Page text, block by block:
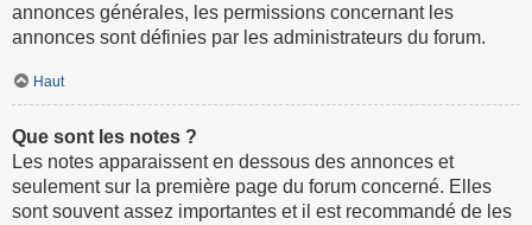
annonces générales, les permissions concernant les
annonces sont définies par les administrateurs du forum.
Haut
Que sont les notes ?
Les notes apparaissent en dessous des annonces et
seulement sur la première page du forum concerné. Elles
sont souvent assez importantes et il est recommandé de les